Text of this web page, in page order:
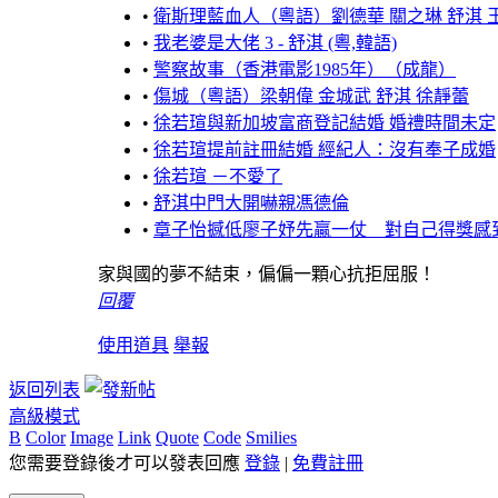
• 衛斯理藍血人（粵語）劉德華 關之琳 舒淇
• 我老婆是大佬 3 - 舒淇 (粵,韓語)
• 警察故事（香港電影1985年）（成龍）
• 傷城（粵語）梁朝偉 金城武 舒淇 徐靜蕾
• 徐若瑄與新加坡富商登記結婚 婚禮時間未定
• 徐若瑄提前註冊結婚 經紀人：沒有奉子成婚
• 徐若瑄 －不愛了
• 舒淇中門大開嚇親馮德倫
• 章子怡撼低廖子妤先贏一仗 對自己得獎感
家與國的夢不結束，偏偏一顆心抗拒屈服！
回覆
使用道具 舉報
返回列表
高級模式
B Color Image Link Quote Code Smilies
您需要登錄後才可以發表回應 登錄 | 免費註冊